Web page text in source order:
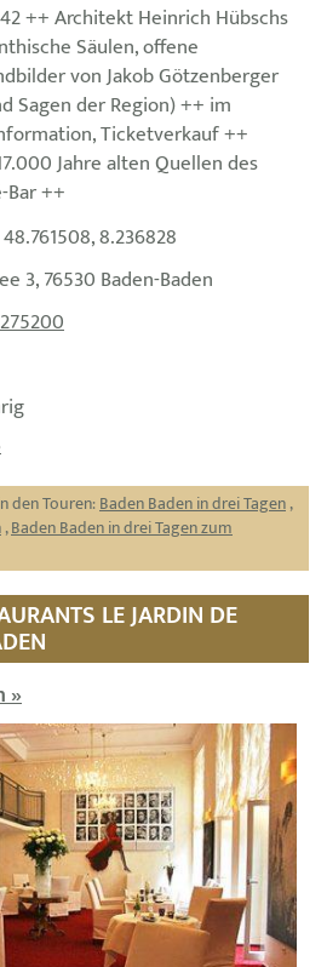
++ Architekt Heinrich Hübschs
Säulen, offene
von Jakob Götzenberger
Sagen der Region) ++ im
Ticketverkauf ++
Jahre alten Quellen des
Bar ++
8.236828
3, 76530 Baden-Baden
den Touren:Baden Baden in drei Tagen,
,Baden Baden in drei Tagen zum
LE JARDIN DE
»